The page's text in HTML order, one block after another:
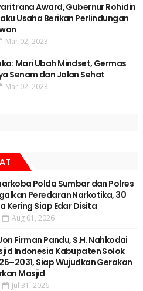
Award, Gubernur Rohidin
Usaha Berikan Perlindungan
Mar 02, 2023
Mari Ubah Mindset, Germas
Senam dan Jalan Sehat
Mar 02, 2023
Polda Sumbar dan Polres
Peredaran Narkotika, 30
Kering Siap Edar Disita
Aug 01, 2026
Firman Pandu, S.H. Nahkodai
Indonesia Kabupaten Solok
Siap Wujudkan Gerakan
Masjid
Jul 31, 2026